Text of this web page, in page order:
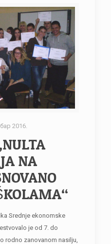
2016.
NA
Srednje ekonomske
je od 7. do
rodno zanovanom nasilju,